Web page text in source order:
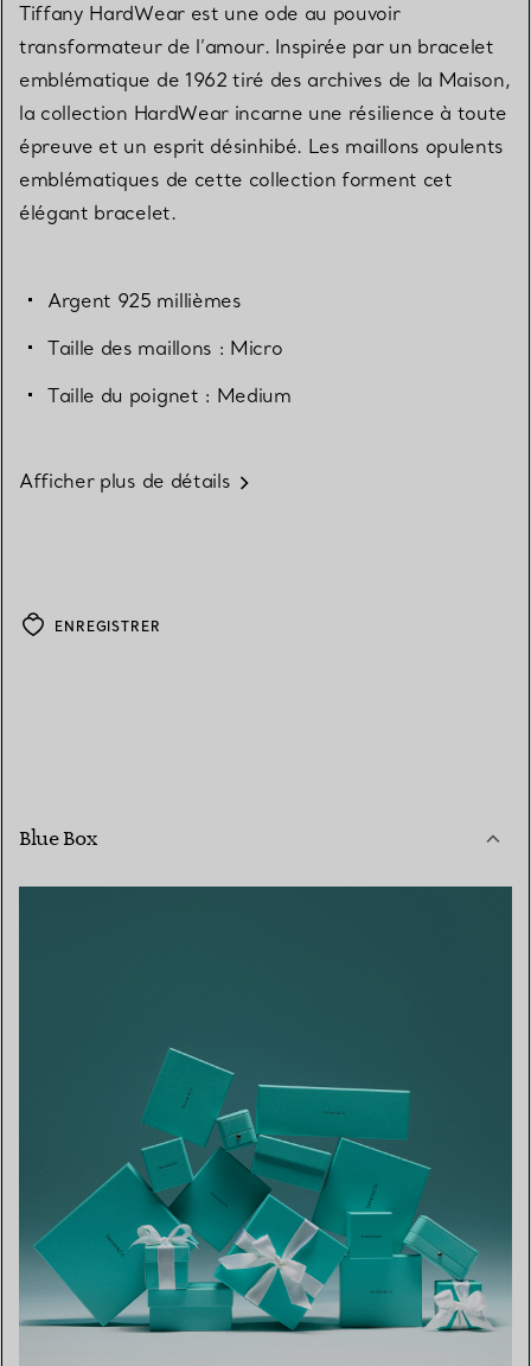
Tiffany HardWear est une ode au pouvoir
transformateur de l’amour. Inspirée par un bracelet
emblématique de 1962 tiré des archives de la Maison,
la collection HardWear incarne une résilience à toute
épreuve et un esprit désinhibé. Les maillons opulents
emblématiques de cette collection forment cet
élégant bracelet.
Argent 925 millièmes
Taille des maillons : Micro
Taille du poignet : Medium
Afficher plus de détails
ENREGISTRER
Blue Box